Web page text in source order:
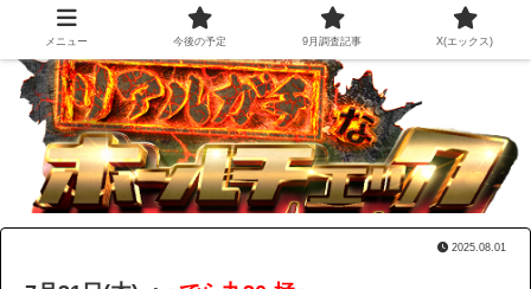
2025.08.01
メニュー 今後の予定 9月調査記事 X(エックス)